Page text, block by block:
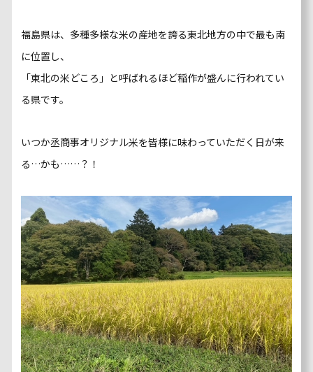
福島県は、多種多様な米の産地を誇る東北地方の中で最も南
に位置し、
「東北の米どころ」と呼ばれるほど稲作が盛んに行われてい
る県です。
いつか丞商事オリジナル米を皆様に味わっていただく日が来
る…かも……？！